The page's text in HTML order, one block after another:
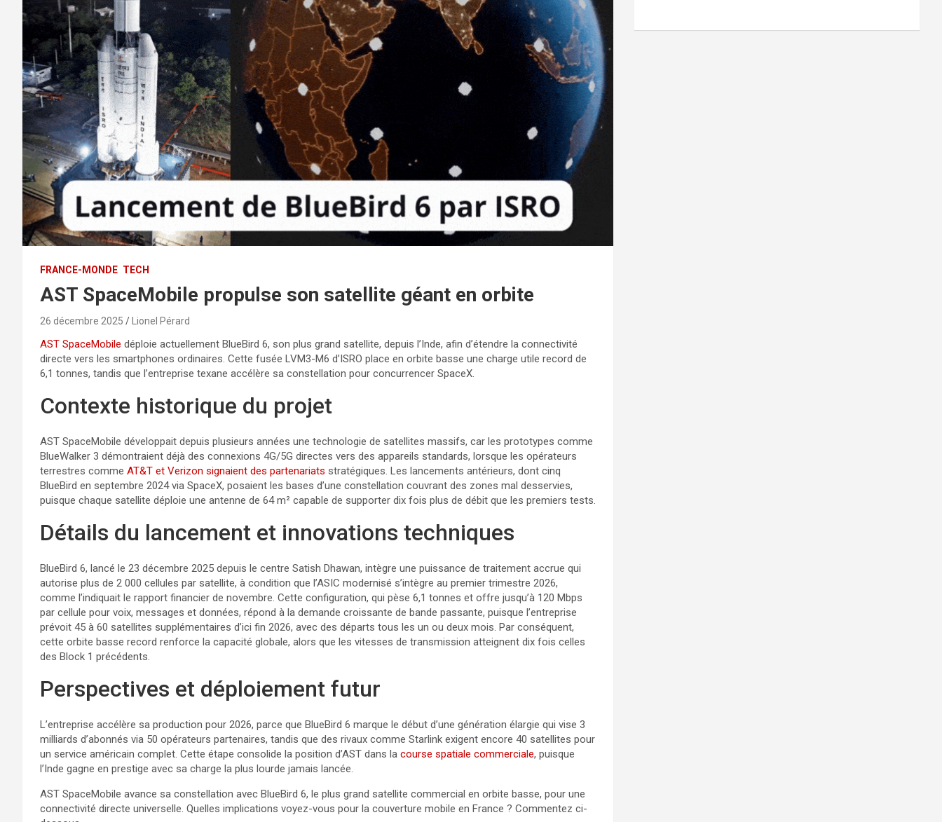
FRANCE-MONDE TECH
AST SpaceMobile propulse son satellite géant en orbite
26 décembre 2025 Lionel Pérard
AST SpaceMobile déploie actuellement BlueBird 6, son plus grand satellite, depuis l’Inde, afin d’étendre la connectivité
directe vers les smartphones ordinaires. Cette fusée LVM3-M6 d’ISRO place en orbite basse une charge utile record de
6,1 tonnes, tandis que l’entreprise texane accélère sa constellation pour concurrencer SpaceX.​
Contexte historique du projet
AST SpaceMobile développait depuis plusieurs années une technologie de satellites massifs, car les prototypes comme
BlueWalker 3 démontraient déjà des connexions 4G/5G directes vers des appareils standards, lorsque les opérateurs
terrestres comme AT&T et Verizon signaient des partenariats stratégiques. Les lancements antérieurs, dont cinq
BlueBird en septembre 2024 via SpaceX, posaient les bases d’une constellation couvrant des zones mal desservies,
puisque chaque satellite déploie une antenne de 64 m² capable de supporter dix fois plus de débit que les premiers tests.​
Détails du lancement et innovations techniques
BlueBird 6, lancé le 23 décembre 2025 depuis le centre Satish Dhawan, intègre une puissance de traitement accrue qui
autorise plus de 2 000 cellules par satellite, à condition que l’ASIC modernisé s’intègre au premier trimestre 2026,
comme l’indiquait le rapport financier de novembre. Cette configuration, qui pèse 6,1 tonnes et offre jusqu’à 120 Mbps
par cellule pour voix, messages et données, répond à la demande croissante de bande passante, puisque l’entreprise
prévoit 45 à 60 satellites supplémentaires d’ici fin 2026, avec des départs tous les un ou deux mois. Par conséquent,
cette orbite basse record renforce la capacité globale, alors que les vitesses de transmission atteignent dix fois celles
des Block 1 précédents.
Perspectives et déploiement futur
L’entreprise accélère sa production pour 2026, parce que BlueBird 6 marque le début d’une génération élargie qui vise 3
milliards d’abonnés via 50 opérateurs partenaires, tandis que des rivaux comme Starlink exigent encore 40 satellites pour
un service américain complet. Cette étape consolide la position d’AST dans la course spatiale commerciale, puisque
l’Inde gagne en prestige avec sa charge la plus lourde jamais lancée.​
AST SpaceMobile avance sa constellation avec BlueBird 6, le plus grand satellite commercial en orbite basse, pour une
connectivité directe universelle. Quelles implications voyez-vous pour la couverture mobile en France ? Commentez ci-